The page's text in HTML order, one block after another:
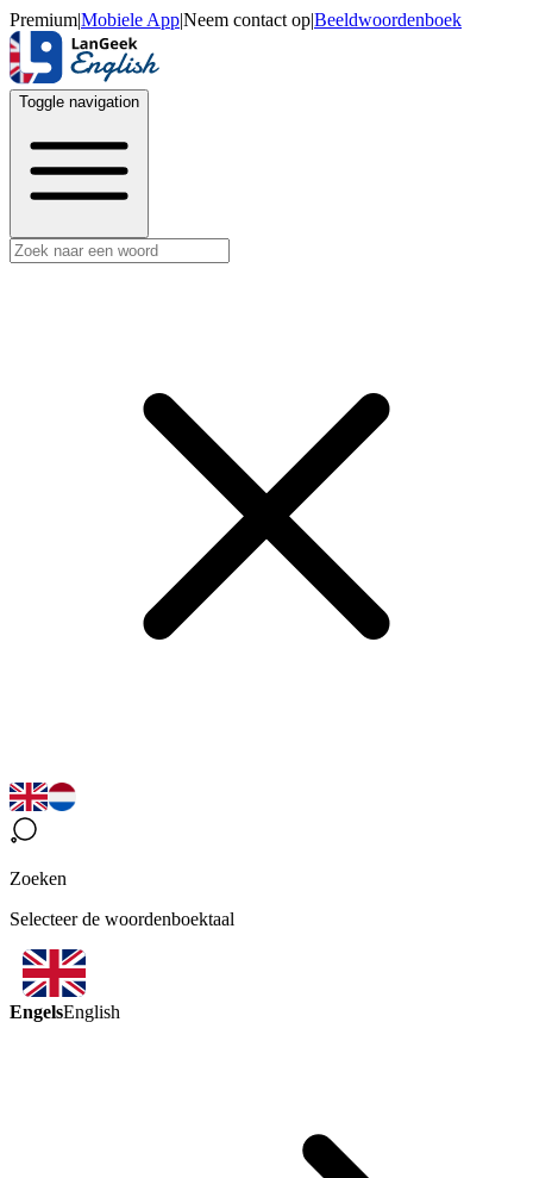
Premium|Mobiele App|Neem contact op|Beeldwoordenboek
Toggle navigation
Zoeken
Selecteer de woordenboektaal
EngelsEnglish